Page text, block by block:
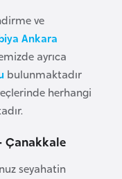
ve
Ankara
ayrıca
bulunmaktadır
herhangi
Çanakkale
seyahatin